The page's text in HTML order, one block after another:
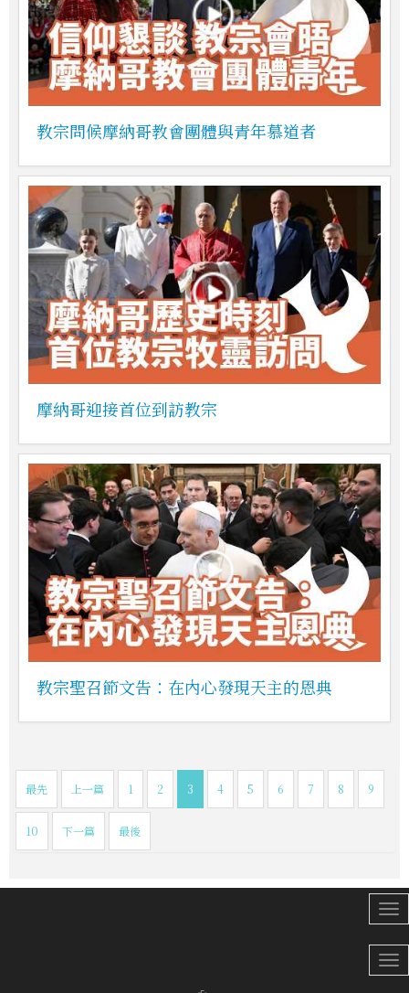
教宗問候摩納哥教會團體與青年慕道者
摩納哥迎接首位到訪教宗
教宗聖召節文告：在內心發現天主的恩典
最先 上一篇 1 2 3 4 5 6 7 8 9
10 下一篇 最後